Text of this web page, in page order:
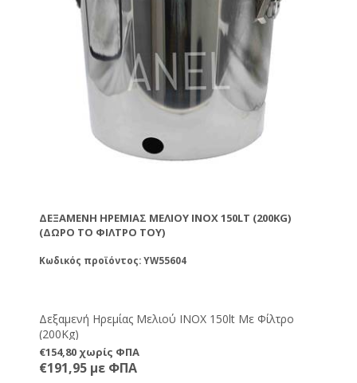
ΔΕΞΑΜΕΝΉ ΗΡΕΜΊΑΣ ΜΕΛΙΟΎ ΙΝΟΧ 150LT (200KG)
(ΔΏΡΟ ΤΟ ΦΊΛΤΡΟ ΤΟΥ)
Κωδικός προϊόντος: YW55604
Δεξαμενή Ηρεμίας Μελιού ΙΝΟΧ 150lt Με Φίλτρο
(200Kg)
€154,80 χωρίς ΦΠΑ
€191,95 με ΦΠΑ